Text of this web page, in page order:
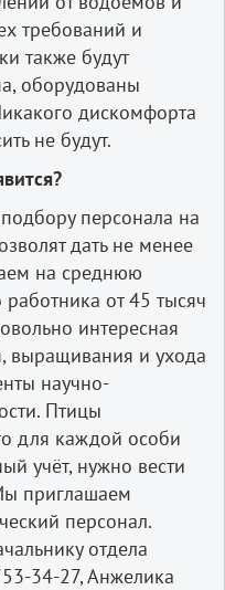
требований и
также будут
оборудованы
дискомфорта
не будут.
персонала на
дать не менее
на среднюю
от 45 тысяч
интересная
выращивания и ухода
научно-
Птицы
для каждой особи
учёт, нужно вести
приглашаем
персонал.
отдела
34-27, Анжелика